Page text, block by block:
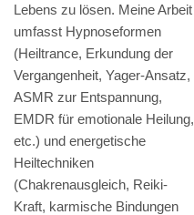
Lebens zu lösen. Meine Arbeit
umfasst Hypnoseformen
(Heiltrance, Erkundung der
Vergangenheit, Yager-Ansatz,
ASMR zur Entspannung,
EMDR für emotionale Heilung,
etc.) und energetische
Heiltechniken
(Chakrenausgleich, Reiki-
Kraft, karmische Bindungen